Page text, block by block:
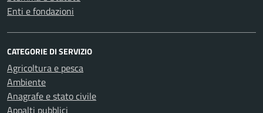
Enti e fondazioni
CATEGORIE DI SERVIZIO
Agricoltura e pesca
Ambiente
Anagrafe e stato civile
Appalti pubblici